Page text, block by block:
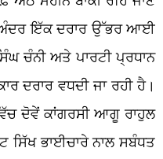
ਅੰਦਰ ਇੱਕ ਦਰਾਰ ਉੱਭਰ ਆਈ
ਚੰਨੀ ਅਤੇ ਪਾਰਟੀ ਪ੍ਰਧਾਨ
ਦਰਾਰ ਵਧਦੀ ਜਾ ਰਹੀ ਹੈ।
ਦੋਵੇਂ ਕਾਂਗਰਸੀ ਆਗੂ ਰਾਹੁਲ
ਸਿੱਖ ਭਾਈਚਾਰੇ ਨਾਲ ਸਬੰਧਤ